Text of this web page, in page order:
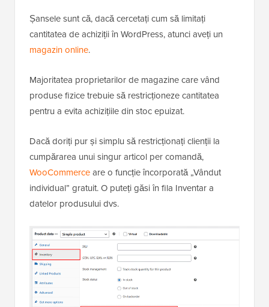
Șansele sunt că, dacă cercetați cum să limitați
cantitatea de achiziții în WordPress, atunci aveți un
magazin online.
Majoritatea proprietarilor de magazine care vând
produse fizice trebuie să restricționeze cantitatea
pentru a evita achizițiile din stoc epuizat.
Dacă doriți pur și simplu să restricționați clienții la
cumpărarea unui singur articol per comandă,
WooCommerceare o funcție încorporată „Vândut
individual” gratuit. O puteți găsi în fila Inventar a
datelor produsului dvs.